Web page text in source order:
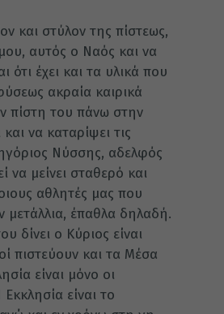
και στύλον της πίστεως,
αυτός ο Ναός και να
ότι έχει και τα υλικά που
ακραία καιρικά
πίστη του πάνω στην
να καταρίψει τις
Νύσσης, αδελφός
να μείνει σταθερό και
αθλητές μας που
μετάλλια, έπαθλα δηλαδή.
δίνει ο Κύριος είναι
πιστεύουν και τα Μέσα
είναι μόνο οι
είναι το